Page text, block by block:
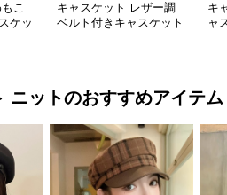
こ
ケッ
キャスケット レザー調
ベルト付きキャスケット
キ
ャ
ニットのおすすめアイテム